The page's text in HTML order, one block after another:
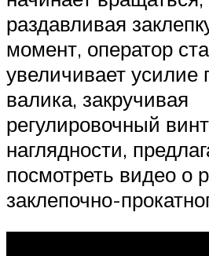
раздавливая
момент, оператор
увеличивает
валика, закручивая
регулировочный
наглядности,
посмотреть видео о
заклепочно-